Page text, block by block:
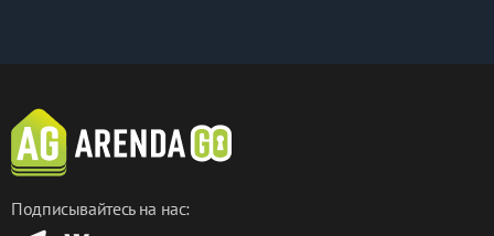
Подписывайтесь на нас: